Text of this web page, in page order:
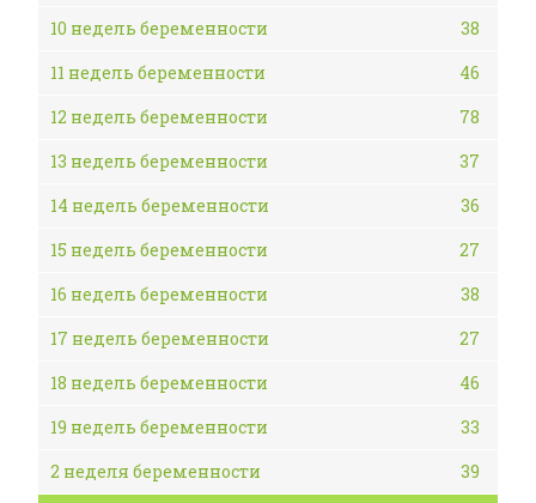
10 недель беременности
38
11 недель беременности
46
12 недель беременности
78
13 недель беременности
37
14 недель беременности
36
15 недель беременности
27
16 недель беременности
38
17 недель беременности
27
18 недель беременности
46
19 недель беременности
33
2 неделя беременности
39